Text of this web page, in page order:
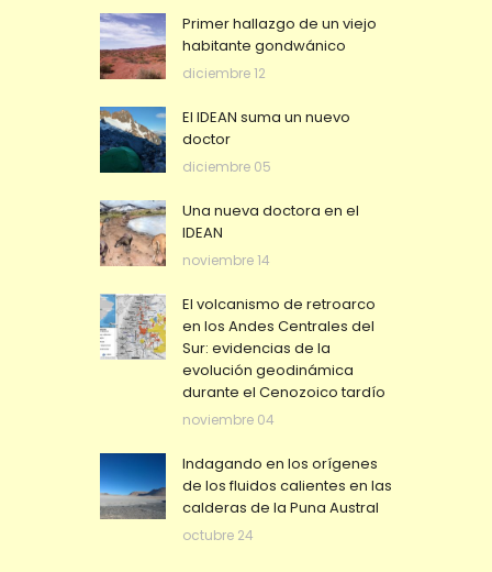
Primer hallazgo de un viejo
habitante gondwánico
diciembre 12
El IDEAN suma un nuevo
doctor
diciembre 05
Una nueva doctora en el
IDEAN
noviembre 14
El volcanismo de retroarco
en los Andes Centrales del
Sur: evidencias de la
evolución geodinámica
durante el Cenozoico tardío
noviembre 04
Indagando en los orígenes
de los fluidos calientes en las
calderas de la Puna Austral
octubre 24